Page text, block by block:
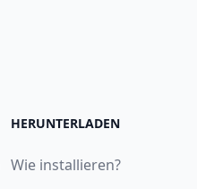
HERUNTERLADEN
Wie installieren?